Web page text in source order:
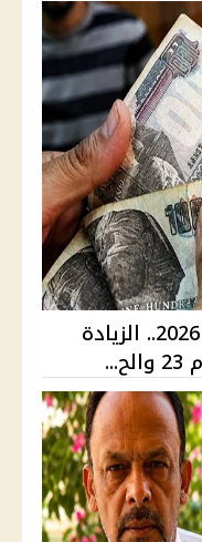
موعد صرف مرتبات أغسطس 2026.. الزيادة